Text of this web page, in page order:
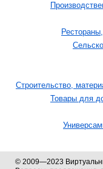
Строительство,
Товары для
© 2009—2023